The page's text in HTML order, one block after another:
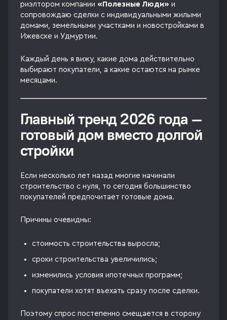
риэлтором компании «Полезные Люди» и
сопровождаю сделки с индивидуальными жилыми
домами, земельными участками и новостройками в
Ижевске и Удмуртии.
Каждый день я вижу, какие дома действительно
выбирают покупатели, а какие остаются на рынке
месяцами.
Главный тренд 2026 года —
готовый дом вместо долгой
стройки
Если несколько лет назад многие начинали
строительство с нуля, то сегодня большинство
покупателей предпочитает готовые дома.
Причины очевидны:
стоимость строительства выросла;
сроки строительства увеличились;
изменились условия ипотечных программ;
покупатели хотят въехать сразу после сделки.
Поэтому спрос постепенно смещается в сторону